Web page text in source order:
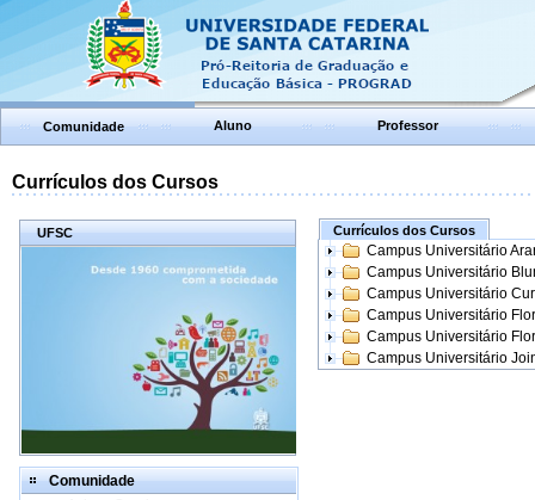
Comunidade Aluno Professor
Currículos dos Cursos
UFSC
Comunidade
Currículos dos Cursos
Campus Universitário
Campus Universitário
Campus Universitário
Campus Universitário
Campus Universitário
Campus Universitário